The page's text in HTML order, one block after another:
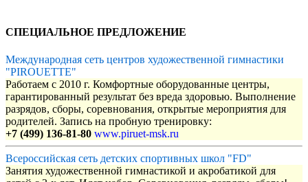
СПЕЦИАЛЬНОЕ ПРЕДЛОЖЕНИЕ
Международная сеть центров художественной гимнастики
"PIROUETTE"
Работаем с 2010 г. Комфортные оборудованные центры,
гарантированный результат без вреда здоровью. Выполнение
разрядов, сборы, соревнования, открытые мероприятия для
родителей. Запись на пробную тренировку:
+7 (499) 136-81-80 www.piruet-msk.ru
Всероссийская сеть детских спортивных школ "FD"
Занятия художественной гимнастикой и акробатикой для